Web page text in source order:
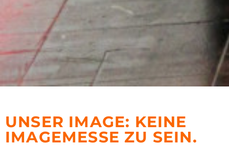
UNSER IMAGE: KEINE
IMAGEMESSE ZU SEIN.